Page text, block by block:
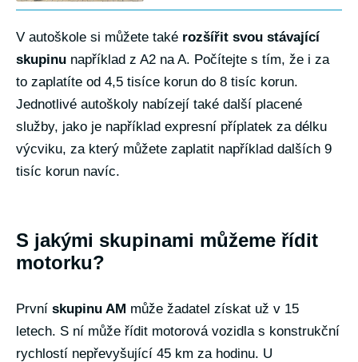
V autoškole si můžete také rozšířit svou stávající
skupinu například z A2 na A. Počítejte s tím, že i za
to zaplatíte od 4,5 tisíce korun do 8 tisíc korun.
Jednotlivé autoškoly nabízejí také další placené
služby, jako je například expresní příplatek za délku
výcviku, za který můžete zaplatit například dalších 9
tisíc korun navíc.
S jakými skupinami můžeme řídit
motorku?
První skupinu AM může žadatel získat už v 15
letech. S ní může řídit motorová vozidla s konstrukční
rychlostí nepřevyšující 45 km za hodinu. U